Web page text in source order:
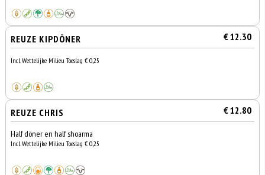
REUZE KIPDÖNER € 12.30
Incl. Wettelijke Milieu Toeslag € 0,25
REUZE CHRIS € 12.80
Half döner en half shoarma
Incl. Wettelijke Milieu Toeslag € 0,25